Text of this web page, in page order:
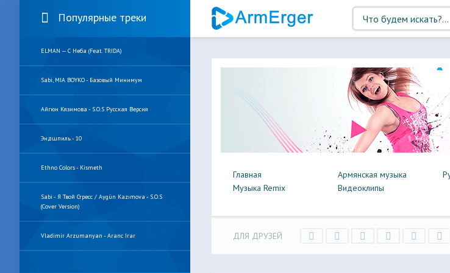
Популярные треки
ELMAN — С Неба (feat. TRIDA)
Sabi, MIA BOYKO - Базовый Минимум
Айгюн Кязимова - S.O.S Русская Версия
Эндшпиль - 10
Ethno Colors - Kismeth
Sabi - Я Твой Стресс / Aygün Kazımova - S.O.S
(Cover Version)
Vladimir Arzumanyan - Aranc Irar
Главная Армянская музыка
Музыка Remix
Видеоклипы
ДЛЯ ДРУЗЕЙ